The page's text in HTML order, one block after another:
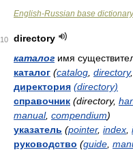
English-Russian base
10
directory
каталог имя
каталог (catalog directory,
директория (directory)
справочник (directory,
manual, compendium)
указатель (pointer, index
руководство (guide